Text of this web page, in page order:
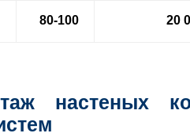
80-100 20
настеных